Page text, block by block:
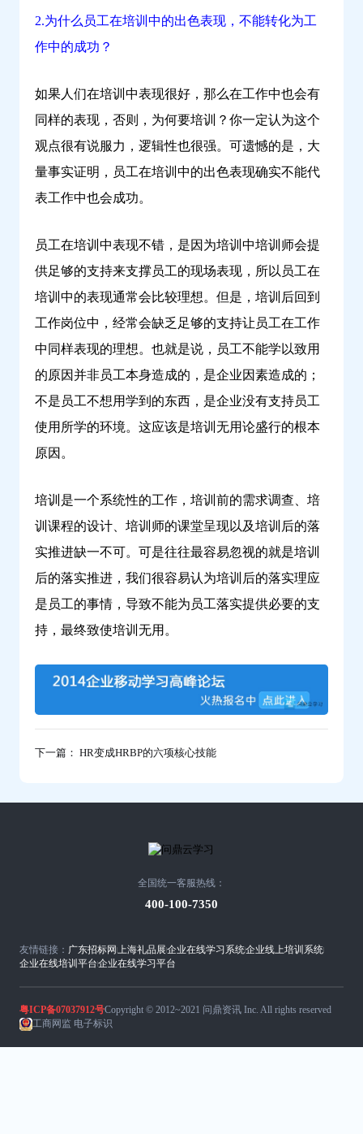
2.为什么员工在培训中的出色表现，不能转化为工
作中的成功？
如果人们在培训中表现很好，那么在工作中也会有
同样的表现，否则，为何要培训？你一定认为这个
观点很有说服力，逻辑性也很强。可遗憾的是，大
量事实证明，员工在培训中的出色表现确实不能代
表工作中也会成功。
员工在培训中表现不错，是因为培训中培训师会提
供足够的支持来支撑员工的现场表现，所以员工在
培训中的表现通常会比较理想。但是，培训后回到
工作岗位中，经常会缺乏足够的支持让员工在工作
中同样表现的理想。也就是说，员工不能学以致用
的原因并非员工本身造成的，是企业因素造成的；
不是员工不想用学到的东西，是企业没有支持员工
使用所学的环境。这应该是培训无用论盛行的根本
原因。
培训是一个系统性的工作，培训前的需求调查、培
训课程的设计、培训师的课堂呈现以及培训后的落
实推进缺一不可。可是往往最容易忽视的就是培训
后的落实推进，我们很容易认为培训后的落实理应
是员工的事情，导致不能为员工落实提供必要的支
持，最终致使培训无用。
下一篇： HR变成HRBP的六项核心技能
友情链接： 广东招标网 上海礼品展企业在线学习系统企业线上培训系统
企业在线培训平台企业在线学习平台
全国统一客服热线：
400-100-7350
粤ICP备07037912号Copyright © 2012~2021 问鼎资讯 Inc. All rights reserved
工商网监 电子标识